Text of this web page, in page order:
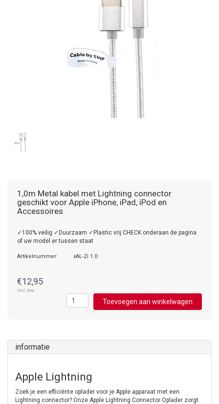
1,0m Metal kabel met Lightning connector
geschikt voor Apple iPhone, iPad, iPod en
Accessoires
✓100% veilig ✓Duurzaam ✓Plastic vrij CHECK onderaan de pagina
of uw model er tussen staat
Artikelnummer: xAL-Zi 1.0
€12,95
Incl. btw
Toevoegen aan winkelwagen
informatie
Apple Lightning
Zoek je een efficiënte oplader voor je Apple apparaat met een
Lightning connector? Onze Apple Lightning Connector Oplader zorgt